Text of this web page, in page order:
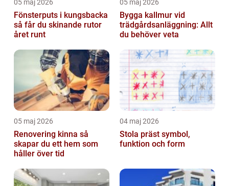
05 maj 2026
Fönsterputs i kungsbacka
så får du skinande rutor
året runt
05 maj 2026
Bygga kallmur vid
trädgårdsanläggning: Allt
du behöver veta
05 maj 2026
Renovering kinna så
skapar du ett hem som
håller över tid
04 maj 2026
Stola präst symbol,
funktion och form